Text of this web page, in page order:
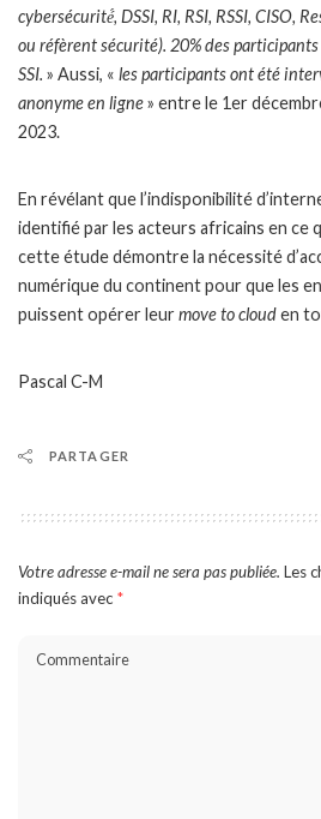
cybersécurité́, DSSI, RI, RSI, RSSI, CISO,
ou réfèrent sécurité). 20% des
SSI. » Aussi, « les participants ont été
anonyme en ligne» entre le 1er
2023.
En révélant que l’indisponibilité
identifié par les acteurs africains en ce
cette étude démontre la nécessité
numérique du continent pour que les
puissent opérer leurmove to clouden
Pascal C-M
PARTAGER
Votre adresse e-mail ne sera pas publiée. Les
indiqués avec *